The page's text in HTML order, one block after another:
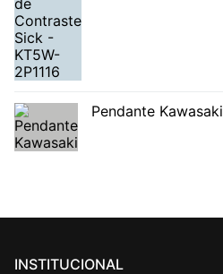
Pendante Kawasaki
INSTITUCIONAL